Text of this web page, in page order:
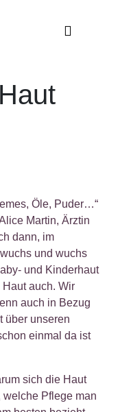
Öle, Puder…“
Martin, Ärztin
dann, im
und wuchs
und Kinderhaut
auch. Wir
auch in Bezug
über unseren
einmal da ist
sich die Haut
welche Pflege man